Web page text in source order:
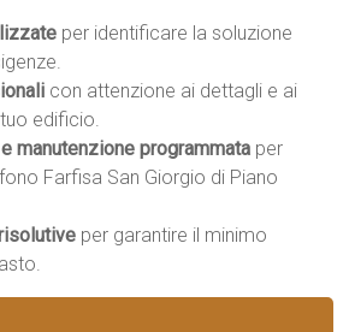
per identificare la soluzione
con attenzione ai dettagli e ai
edificio.
manutenzione programmata per
Farfisa San Giorgio di Piano
per garantire il minimo